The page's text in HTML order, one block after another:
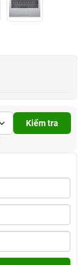
Kiểm tra